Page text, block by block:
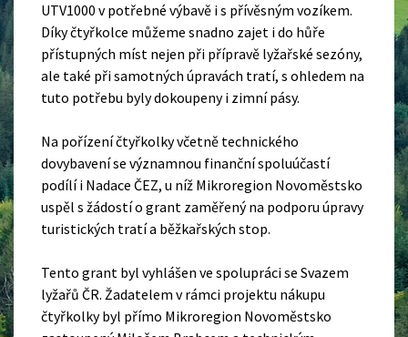
UTV1000 v potřebné výbavě i s přívěsným vozíkem.
Díky čtyřkolce můžeme snadno zajet i do hůře
přístupných míst nejen při přípravě lyžařské sezóny,
ale také při samotných úpravách tratí, s ohledem na
tuto potřebu byly dokoupeny i zimní pásy.
Na pořízení čtyřkolky včetně technického
dovybavení se významnou finanční spoluúčastí
podílí i Nadace ČEZ, u níž Mikroregion Novoměstsko
uspěl s žádostí o grant zaměřený na podporu úpravy
turistických tratí a běžkařských stop.
Tento grant byl vyhlášen ve spolupráci se Svazem
lyžařů ČR. Žadatelem v rámci projektu nákupu
čtyřkolky byl přímo Mikroregion Novoměstsko